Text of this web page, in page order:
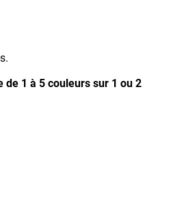
de 1 à 5 couleurs sur 1 ou 2